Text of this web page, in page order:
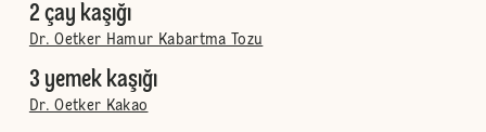
2 çay kaşığı
Dr. Oetker Hamur Kabartma Tozu
3 yemek kaşığı
Dr. Oetker Kakao